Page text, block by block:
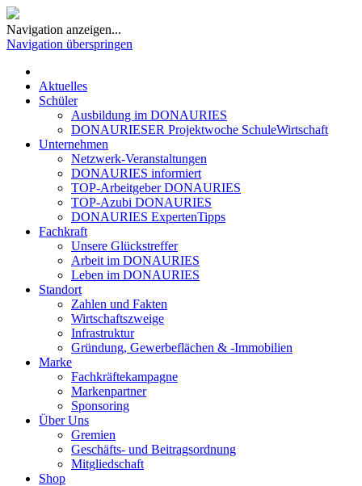
Navigation anzeigen...
Navigation überspringen
Aktuelles
Schüler
Ausbildung im DONAURIES
DONAURIESER Projektwoche SchuleWirtschaft
Unternehmen
Netzwerk-Veranstaltungen
DONAURIES informiert
TOP-Arbeitgeber DONAURIES
TOP-Azubi DONAURIES
DONAURIES ExpertenTipps
Fachkraft
Unsere Glückstreffer
Arbeit im DONAURIES
Leben im DONAURIES
Standort
Zahlen und Fakten
Wirtschaftszweige
Infrastruktur
Gründung, Gewerbeflächen & -Immobilien
Marke
Fachkräftekampagne
Markenpartner
Sponsoring
Über Uns
Gremien
Geschäfts- und Beitragsordnung
Mitgliedschaft
Shop